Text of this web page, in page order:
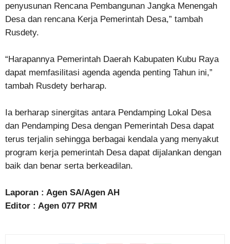
penyusunan Rencana Pembangunan Jangka Menengah
Desa dan rencana Kerja Pemerintah Desa,” tambah
Rusdety.
“Harapannya Pemerintah Daerah Kabupaten Kubu Raya
dapat memfasilitasi agenda agenda penting Tahun ini,”
tambah Rusdety berharap.
Ia berharap sinergitas antara Pendamping Lokal Desa
dan Pendamping Desa dengan Pemerintah Desa dapat
terus terjalin sehingga berbagai kendala yang menyakut
program kerja pemerintah Desa dapat dijalankan dengan
baik dan benar serta berkeadilan.
Laporan : Agen SA/Agen AH
Editor : Agen 077 PRM